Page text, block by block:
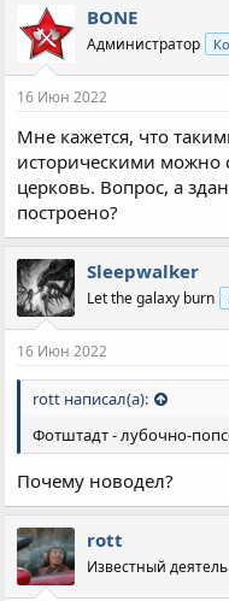
BONE
Администратор
16 Июн 2022
Мне кажется, что
историческими можно
церковь. Вопрос, а
построено?
Sleepwalker
Let the galaxy burn
16 Июн 2022
rott написал(а):
Фотштадт - лубочно-
Почему новодел?
rott
Известный деятель